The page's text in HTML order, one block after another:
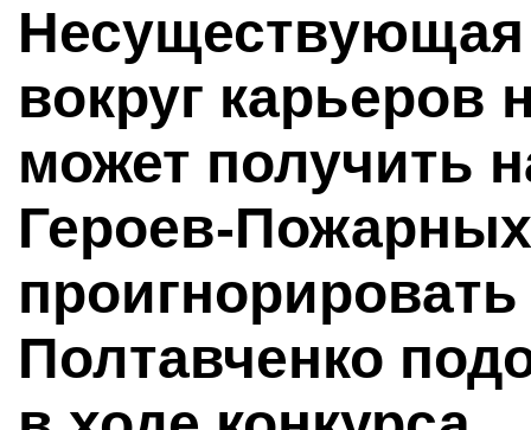
Несуществующая
вокруг карьеров
может получить
Героев-
Полтавченко